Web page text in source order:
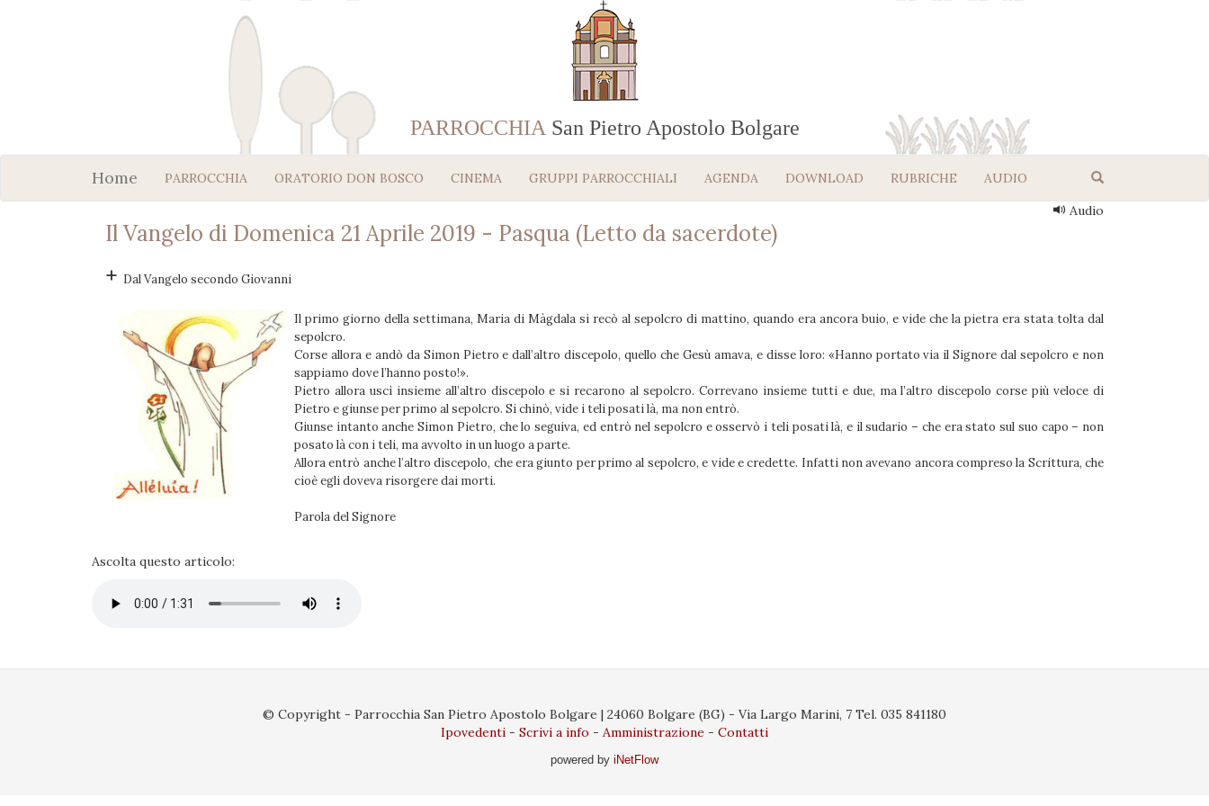
PARROCCHIA San Pietro Apostolo Bolgare
Home PARROCCHIA ORATORIO DON BOSCO CINEMA GRUPPI PARROCCHIALI AGENDA DOWNLOAD RUBRICHE
AUDIO
Audio
Il Vangelo di Domenica 21 Aprile 2019 - Pasqua (Letto da sacerdote)
+ Dal Vangelo secondo Giovanni
Il primo giorno della settimana, Maria di Màgdala si recò al sepolcro di mattino, quando era ancora buio, e vide che la pietra era stata tolta dal
sepolcro.
Corse allora e andò da Simon Pietro e dall’altro discepolo, quello che Gesù amava, e disse loro: «Hanno portato via il Signore dal sepolcro e non
sappiamo dove l’hanno posto!».
Pietro allora uscì insieme all’altro discepolo e si recarono al sepolcro. Correvano insieme tutti e due, ma l’altro discepolo corse più veloce di
Pietro e giunse per primo al sepolcro. Si chinò, vide i teli posati là, ma non entrò.
Giunse intanto anche Simon Pietro, che lo seguiva, ed entrò nel sepolcro e osservò i teli posati là, e il sudario – che era stato sul suo capo – non
posato là con i teli, ma avvolto in un luogo a parte.
Allora entrò anche l’altro discepolo, che era giunto per primo al sepolcro, e vide e credette. Infatti non avevano ancora compreso la Scrittura, che
cioè egli doveva risorgere dai morti.
Parola del Signore
Ascolta questo articolo:
© Copyright - Parrocchia San Pietro Apostolo Bolgare | 24060 Bolgare (BG) - Via Largo Marini, 7 Tel. 035 841180
Ipovedenti
Scrivi a info Amministrazione Contatti
powered by iNetFlow